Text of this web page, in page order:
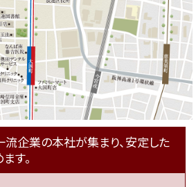
流企業の本社が集まり、安定した
す。